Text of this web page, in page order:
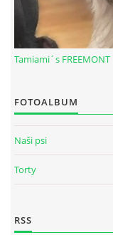
Tamiami´s FREEMONT
FOTOALBUM
Naši psi
Torty
RSS